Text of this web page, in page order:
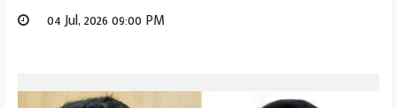
04 Jul, 2026 09:00 PM